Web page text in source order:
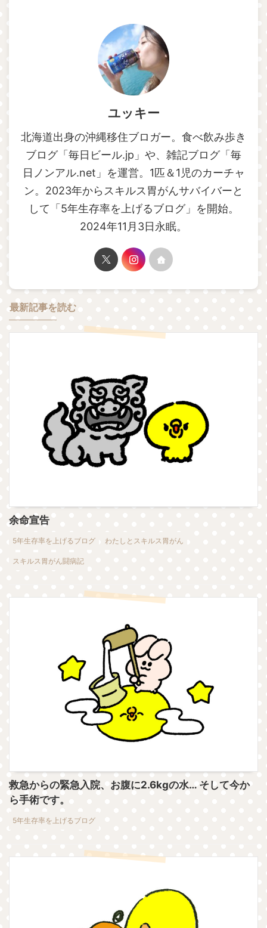
ユッキー
北海道出身の沖縄移住ブロガー。食べ飲み歩き
ブログ「毎日ビール.jp」や、雑記ブログ「毎
日ノンアル.net」を運営。1匹＆1児のカーチャ
ン。2023年からスキルス胃がんサバイバーと
して「5年生存率を上げるブログ」を開始。
2024年11月3日永眠。
最新記事を読む
余命宣告
5年生存率を上げるブログ わたしとスキルス胃がん
スキルス胃がん闘病記
救急からの緊急入院、お腹に2.6kgの水… そして今か
ら手術です。
5年生存率を上げるブログ